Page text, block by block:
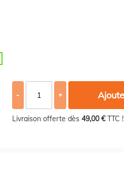
- +
Livraison offerte dès 49,00 €TTC !